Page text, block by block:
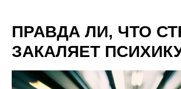
ПРАВДА ЛИ, ЧТО
ЗАКАЛЯЕТ